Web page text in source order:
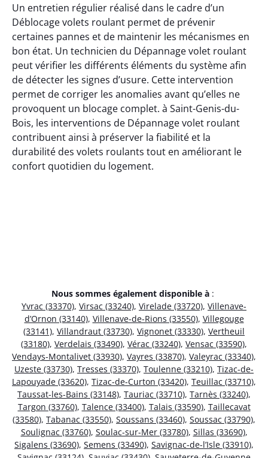
Un entretien régulier réalisé dans le cadre d’un
Déblocage volets roulant permet de prévenir
certaines pannes et de maintenir les mécanismes en
bon état. Un technicien du Dépannage volet roulant
peut vérifier les différents éléments du système afin
de détecter les signes d’usure. Cette intervention
permet de corriger les anomalies avant qu’elles ne
provoquent un blocage complet. à Saint-Genis-du-
Bois, les interventions de Dépannage volet roulant
contribuent ainsi à préserver la fiabilité et la
durabilité des volets roulants tout en améliorant le
confort quotidien du logement.
Nous sommes également disponible à :
Yvrac (33370), Virsac (33240), Virelade (33720), Villenave-
d’Ornon (33140), Villenave-de-Rions (33550), Villegouge
(33141), Villandraut (33730), Vignonet (33330), Vertheuil
(33180), Verdelais (33490), Vérac (33240), Vensac (33590),
Vendays-Montalivet (33930), Vayres (33870), Valeyrac (33340),
Uzeste (33730), Tresses (33370), Toulenne (33210), Tizac-de-
Lapouyade (33620), Tizac-de-Curton (33420), Teuillac (33710),
Taussat-les-Bains (33148), Tauriac (33710), Tarnès (33240),
Targon (33760), Talence (33400), Talais (33590), Taillecavat
(33580), Tabanac (33550), Soussans (33460), Soussac (33790),
Soulignac (33760), Soulac-sur-Mer (33780), Sillas (33690),
Sigalens (33690), Semens (33490), Savignac-de-l’Isle (33910),